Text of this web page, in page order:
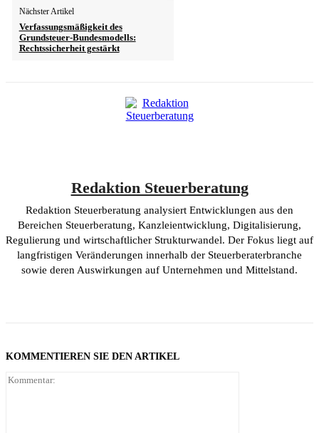
Nächster Artikel
Verfassungsmäßigkeit des
Grundsteuer-Bundesmodells:
Rechtssicherheit gestärkt
Redaktion Steuerberatung
Redaktion Steuerberatung analysiert Entwicklungen aus den
Bereichen Steuerberatung, Kanzleientwicklung, Digitalisierung,
Regulierung und wirtschaftlicher Strukturwandel. Der Fokus liegt auf
langfristigen Veränderungen innerhalb der Steuerberaterbranche
sowie deren Auswirkungen auf Unternehmen und Mittelstand.
KOMMENTIEREN SIE DEN ARTIKEL